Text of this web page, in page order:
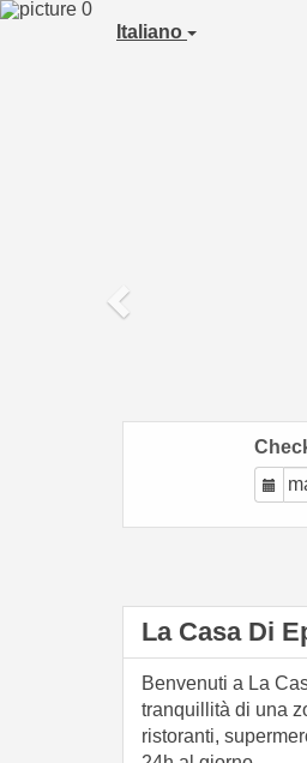
Italiano
La Casa Di
Benvenuti a La
tranquillità di una
ristoranti,